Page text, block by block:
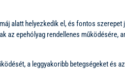
alatt helyezkedik el, és fontos
az epehólyag rendellenes
a leggyakoribb betegségeket